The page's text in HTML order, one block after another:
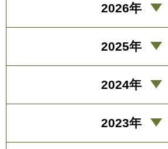
2026年
2025年
2024年
2023年